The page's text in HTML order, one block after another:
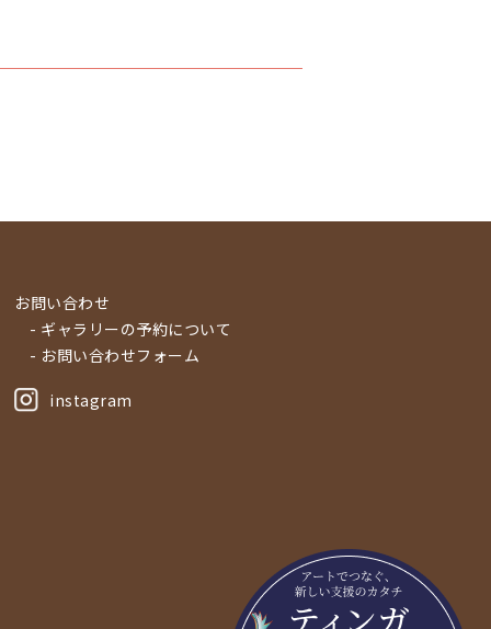
お問い合わせ
- ギャラリーの予約について
- お問い合わせフォーム
instagram